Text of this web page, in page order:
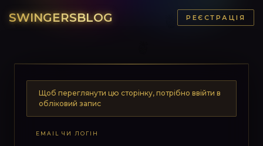
SWINGERSBLOG РЕЄСТРАЦІЯ
Щоб переглянути цю сторінку, потрібно ввійти в
обліковий запис
EMAIL ЧИ ЛОГІН